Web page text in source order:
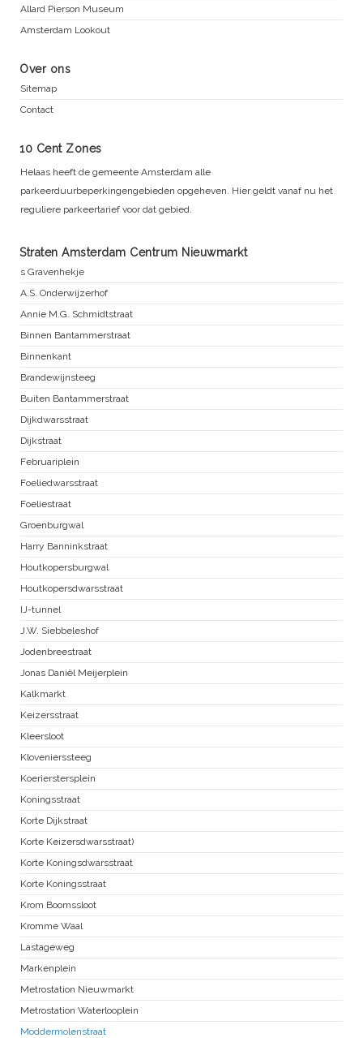
Allard Pierson Museum
Amsterdam Lookout
Over ons
Sitemap
Contact
10 Cent Zones
Helaas heeft de gemeente Amsterdam alle
parkeerduurbeperkingengebieden opgeheven. Hier geldt vanaf nu het
reguliere parkeertarief voor dat gebied.
Straten Amsterdam Centrum Nieuwmarkt
s Gravenhekje
A.S. Onderwijzerhof
Annie M.G. Schmidtstraat
Binnen Bantammerstraat
Binnenkant
Brandewijnsteeg
Buiten Bantammerstraat
Dijkdwarsstraat
Dijkstraat
Februariplein
Foeliedwarsstraat
Foeliestraat
Groenburgwal
Harry Banninkstraat
Houtkopersburgwal
Houtkopersdwarsstraat
IJ-tunnel
J.W. Siebbeleshof
Jodenbreestraat
Jonas Daniël Meijerplein
Kalkmarkt
Keizersstraat
Kleersloot
Klovenierssteeg
Koerierstersplein
Koningsstraat
Korte Dijkstraat
Korte Keizersdwarsstraat)
Korte Koningsdwarsstraat
Korte Koningsstraat
Krom Boomssloot
Kromme Waal
Lastageweg
Markenplein
Metrostation Nieuwmarkt
Metrostation Waterlooplein
Moddermolenstraat